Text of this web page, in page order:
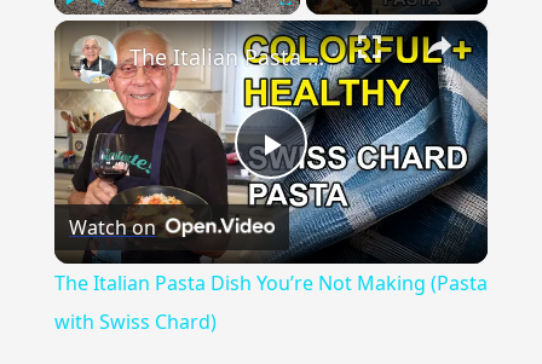
Unmute Fullscreen ×
Play
Video
The Italian Pasta Dish You’re Not Making (Pasta with Swiss Chard)
Watch on
The Italian Pasta Dish You’re Not Making (Pasta
with Swiss Chard)